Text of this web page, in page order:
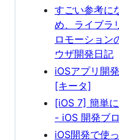
すごい参考に
め、ライブラ
ロモーショ
ウザ開発日記
iOSアプリ開
[キータ]
[iOS 7] 簡単
- iOS 開発ブ
iOS開発で使